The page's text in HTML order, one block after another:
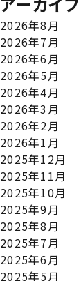
2026年8月
2026年7月
2026年6月
2026年5月
2026年4月
2026年3月
2026年2月
2026年1月
2025年12月
2025年11月
2025年10月
2025年9月
2025年8月
2025年7月
2025年6月
2025年5月